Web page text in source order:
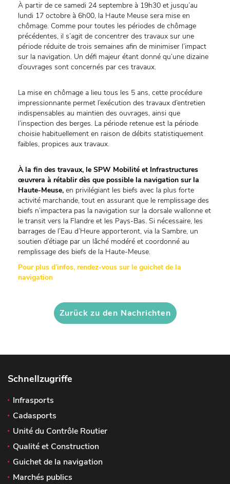
À partir de ce samedi 24 septembre à 19h30 et jusqu’au
lundi 17 octobre à 6h00, la Haute Meuse sera mise en
chômage. Comme pour toutes les périodes de chômage
précédentes, il s’agit de concentrer des travaux sur une
période réduite de trois semaines afin de minimiser l’impact
sur la navigation. Un défi majeur étant donné qu’une dizaine
d’ouvrages sont concernés par ces travaux.
La mise en chômage a lieu tous les 5 ans, cette procédure
impressionnante permet l’exécution des travaux d’entretien
indispensables au maintien des ouvrages, ainsi que
l’inspection des berges. La période retenue est la période
choisie habituellement en raison de débits statistiquement
faibles, propices aux travaux.
À la fin des travaux, le SPW Mobilité et Infrastructures
œuvrera à rétablir dès que possible la navigation sur la
Haute-Meuse, en privilégiant les biefs avec la plus forte
activité marchande, tout en assurant que le remplissage des
biefs n’impactera pas la navigation sur la dorsale wallonne et
le transit vers la Flandre et les Pays-Bas. Si nécessaire, les
barrages de l’Eau d’Heure apporteront, via la Sambre, un
soutien d’étiage par un lâché modéré et coordonné au
remplissage des biefs de la Haute-Meuse.
Pour plus d’infos, rendez-vous sur le guichet de la
navigation
Zurück zu den Nachrichten
Schnellzugriffe
Infrasports
Cadasports
Unité du Contrôle Routier
Qualité et Construction
Guichet de la navigation
Marchés publics